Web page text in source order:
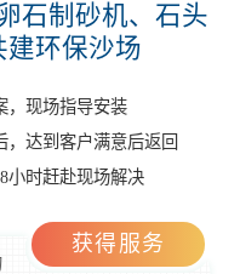
石制砂机、石头
建环保沙场
，现场指导安装
，达到客户满意后返回
小时赶赴现场解决
获得服务